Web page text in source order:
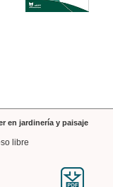
en jardinería y paisaje
libre